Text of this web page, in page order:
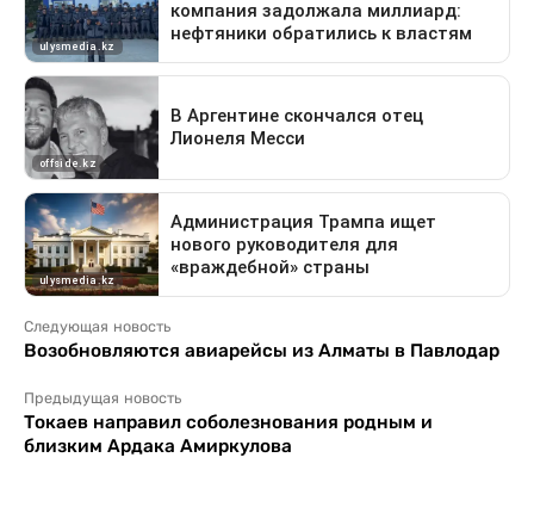
Следующая новость
Возобновляются авиарейсы из Алматы в Павлодар
Предыдущая новость
Токаев направил соболезнования родным и
близким Ардака Амиркулова